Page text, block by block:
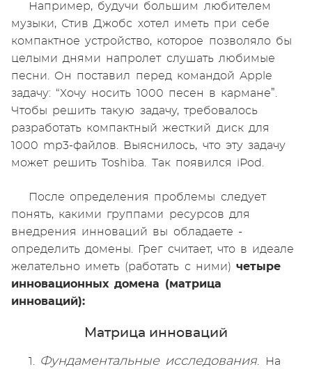
Например, будучи большим любителем
музыки, Стив Джобс хотел иметь при себе
компактное устройство, которое позволяло бы
целыми днями напролет слушать любимые
песни. Он поставил перед командой Apple
задачу: “Хочу носить 1000 песен в кармане”.
Чтобы решить такую задачу, требовалось
разработать компактный жесткий диск для
1000 mp3-файлов. Выяснилось, что эту задачу
может решить Toshiba. Так появился iPod.
После определения проблемы следует
понять, какими группами ресурсов для
внедрения инноваций вы обладаете -
определить домены. Грег считает, что в идеале
желательно иметь (работать с ними) четыре
инновационных домена (матрица
инноваций):
Матрица инноваций
1. Фундаментальные исследования. На